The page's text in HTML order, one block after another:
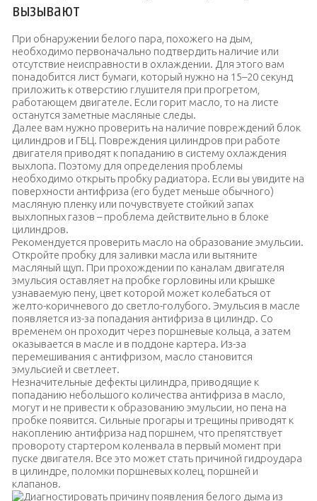
вызывают
При обнаружении белого пара, похожего на дым,
необходимо первоначально подтвердить наличие или
отсутствие неисправности в охлаждении. Для этого вам
понадобится лист бумаги, который нужно на 15–20 секунд
приложить к отверстию глушителя при прогретом,
работающем двигателе. Если горит масло, то на листе
останутся заметные масляные следы.
Далее вам нужно проверить на наличие повреждений блок
цилиндров и ГБЦ. Повреждения цилиндров при работе
двигателя приводят к попаданию в систему охлаждения
выхлопа. Поэтому для определения проблемы
необходимо открыть пробку радиатора. Если вы увидите на
поверхности антифриза (его будет меньше обычного)
масляную пленку или почувствуете стойкий запах
выхлопных газов – проблема действительно в блоке
цилиндров.
Рекомендуется проверить масло на образование эмульсии.
Откройте пробку для заливки масла или вытяните
масляный щуп. При прохождении по каналам двигателя
эмульсия оставляет на пробке горловины или крышке
узнаваемую пену, цвет которой может колебаться от
желто-коричневого до светло-голубого. Эмульсия в масле
появляется из-за попадания антифриза в цилиндр. Со
временем он проходит через поршневые кольца, а затем
оказывается в масле и в поддоне картера. Из-за
перемешивания с антифризом, масло становится
эмульсией и светлеет.
Незначительные дефекты цилиндра, приводящие к
попаданию небольшого количества антифриза в масло,
могут и не привести к образованию эмульсии, но пена на
пробке появится. Сильные прогары и трещины приводят к
накоплению антифриза над поршнем, что препятствует
провороту стартером коленвала в первый момент при
пуске двигателя. Все это может стать причиной гидроудара
в цилиндре, поломки поршневых колец, поршней и
клапанов.